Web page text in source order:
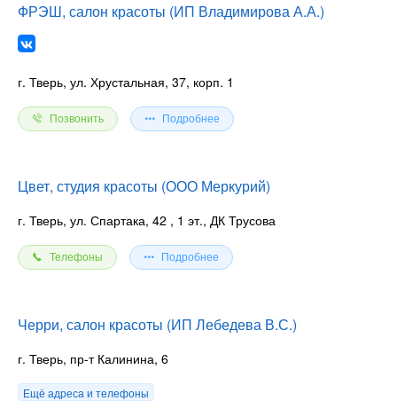
ФРЭШ, салон красоты (ИП Владимирова А.А.)
г. Тверь, ул. Хрустальная, 37, корп. 1
Позвонить Подробнее
Цвет, студия красоты (ООО Меркурий)
г. Тверь, ул. Спартака, 42 , 1 эт., ДК Трусова
Телефоны Подробнее
Черри, салон красоты (ИП Лебедева В.С.)
г. Тверь, пр-т Калинина, 6
Ещё адреса и телефоны